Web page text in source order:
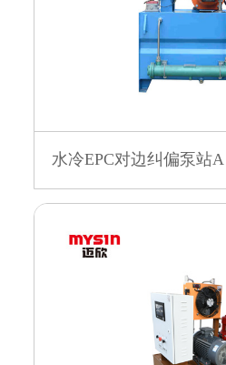
水冷EPC对边纠偏泵站A